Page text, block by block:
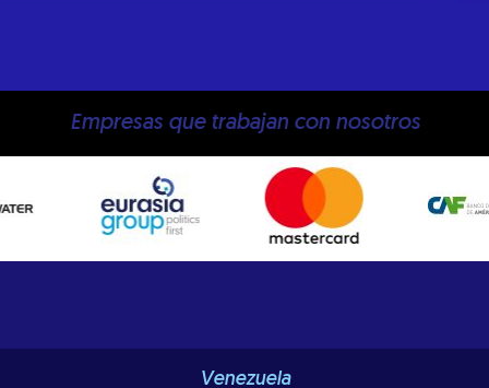
Empresas que trabajan con nosotros
Venezuela